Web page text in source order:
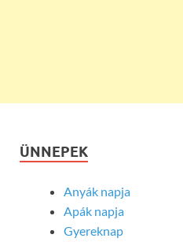
ÜNNEPEK
Anyák napja
Apák napja
Gyereknap